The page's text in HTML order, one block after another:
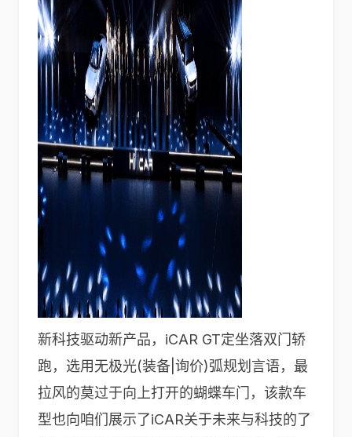
新科技驱动新产品，iCAR GT定坐落双门轿
跑，选用无极光(装备|询价)弧规划言语，最
拉风的莫过于向上打开的蝴蝶车门，该款车
型也向咱们展示了iCAR关于未来与科技的了